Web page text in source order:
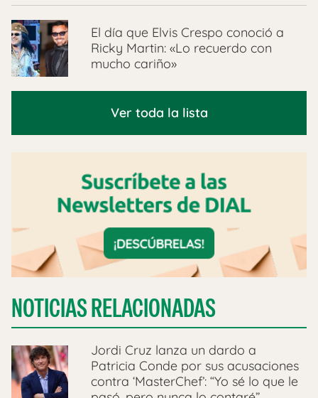
El día que Elvis Crespo conoció a
Ricky Martin: «Lo recuerdo con
mucho cariño»
Ver toda la lista
NOTICIAS RELACIONADAS
Jordi Cruz lanza un dardo a
Patricia Conde por sus acusaciones
contra ‘MasterChef’: “Yo sé lo que le